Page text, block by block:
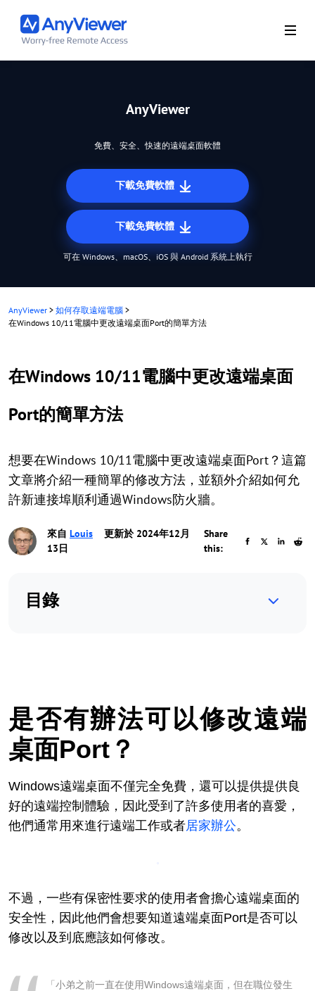
AnyViewer
免費、安全、快速的遠端桌面軟體
下載免費軟體
下載免費軟體
可在 Windows、macOS、iOS 與 Android 系統上執行
AnyViewer > 如何存取遠端電腦 >
在Windows 10/11電腦中更改遠端桌面Port的簡單方法
在Windows 10/11電腦中更改遠端桌面
Port的簡單方法
想要在Windows 10/11電腦中更改遠端桌面Port？這篇
文章將介紹一種簡單的修改方法，並額外介紹如何允
許新連接埠順利通過Windows防火牆。
來自 Louis
更新於 2024年12月
13日
Share
this:
目錄
是否有辦法可以修改遠端
桌面Port？
Windows遠端桌面不僅完全免費，還可以提供提供良
好的遠端控制體驗，因此受到了許多使用者的喜愛，
他們通常用來進行遠端工作或者居家辦公。
不過，一些有保密性要求的使用者會擔心遠端桌面的
安全性，因此他們會想要知道遠端桌面Port是否可以
修改以及到底應該如何修改。
「小弟之前一直在使用Windows遠端桌面，但在職位發生